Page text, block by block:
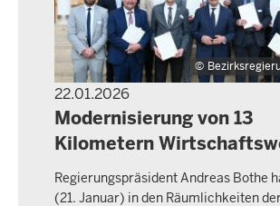
22.01.2026
PRESSEMITTEILUNG
Modernisierung von 13
Kilometern
Regierungspräsident Andreas Bothe
(21. Januar) in den Räumlichkeiten